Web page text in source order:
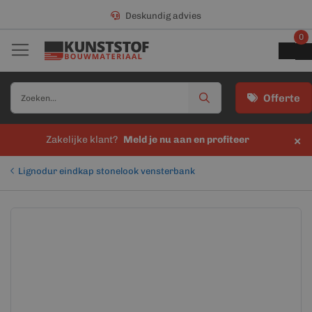
Deskundig advies
Offerte
0
Zakelijke klant? Meld je nu aan en profiteer ×
Lignodur eindkap stonelook vensterbank